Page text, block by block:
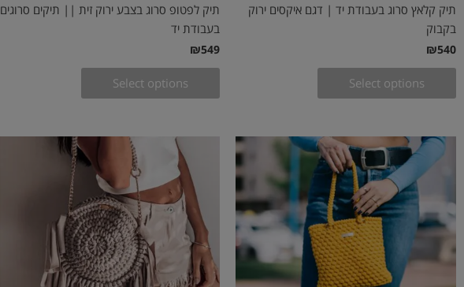
תיק קלאץ סרוג בעבודת יד | דגם איקסים ירוק
בקבוק
₪540
Select options
תיק לפטופ סרוג בצבע ירוק זית || תיקים סרוגים
בעבודת יד
₪549
Select options